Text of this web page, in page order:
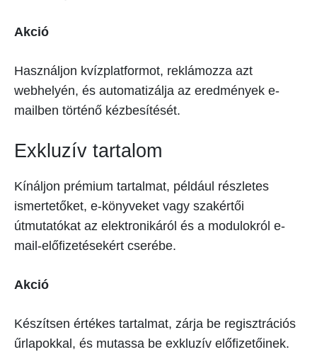
Akció
Használjon kvízplatformot, reklámozza azt
webhelyén, és automatizálja az eredmények e-
mailben történő kézbesítését.
Exkluzív tartalom
Kínáljon prémium tartalmat, például részletes
ismertetőket, e-könyveket vagy szakértői
útmutatókat az elektronikáról és a modulokról e-
mail-előfizetésekért cserébe.
Akció
Készítsen értékes tartalmat, zárja be regisztrációs
űrlapokkal, és mutassa be exkluzív előfizetőinek.